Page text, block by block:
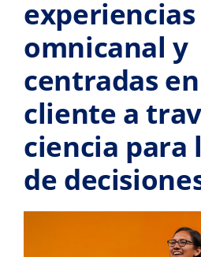
experiencias
omnicanal y
centradas
cliente a
ciencia para
de